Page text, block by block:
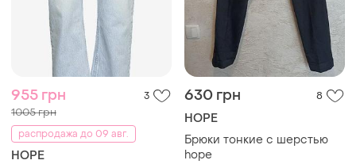
955 грн 3
1005 грн
распродажа до 09 авг.
HOPE
630 грн 8
HOPE
Брюки тонкие с шерстью
hope